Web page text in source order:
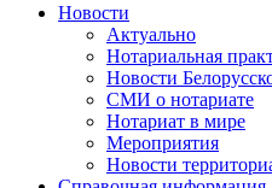
Новости
Актуально
Нотариальная
Новости
СМИ о нотариате
Нотариат в мире
Мероприятия
Новости